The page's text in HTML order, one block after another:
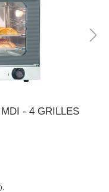
- 4 GRILLES